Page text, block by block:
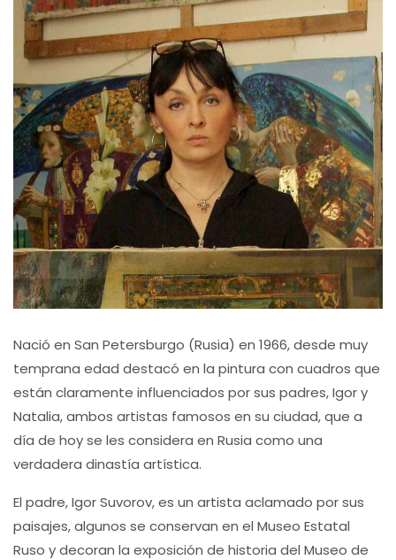
Nació en San Petersburgo (Rusia) en 1966, desde muy
temprana edad destacó en la pintura con cuadros que
están claramente influenciados por sus padres, Igor y
Natalia, ambos artistas famosos en su ciudad, que a
día de hoy se les considera en Rusia como una
verdadera dinastía artística.
El padre, Igor Suvorov, es un artista aclamado por sus
paisajes, algunos se conservan en el Museo Estatal
Ruso y decoran la exposición de historia del Museo de